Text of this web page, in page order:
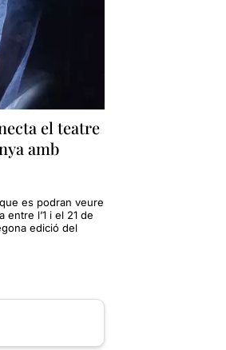
el teatre
amb
es podran veure
entre l’1 i el 21 de
edició del